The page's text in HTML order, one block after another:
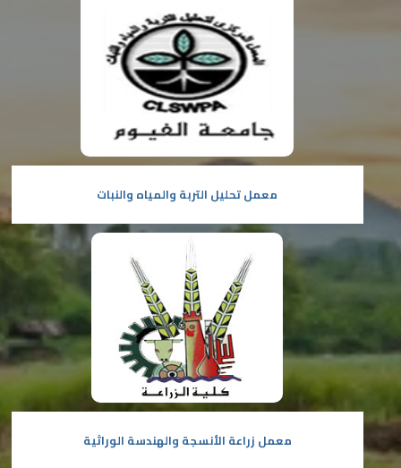
معمل تحليل التربة والمياه والنبات
معمل زراعة الأنسجة والهندسة الوراثية